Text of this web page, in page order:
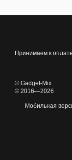
Принимаем к оплате
© Gadget-Mix
© 2016—2026
Мобильная